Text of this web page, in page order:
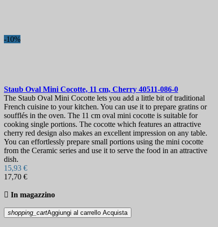
-10%
Staub Oval Mini Cocotte, 11 cm, Cherry 40511-086-0
The Staub Oval Mini Cocotte lets you add a little bit of traditional
French cuisine to your kitchen. You can use it to prepare gratins or
soufflés in the oven. The 11 cm oval mini cocotte is suitable for
cooking single portions. The cocotte which features an attractive
cherry red design also makes an excellent impression on any table.
You can effortlessly prepare small portions using the mini cocotte
from the Ceramic series and use it to serve the food in an attractive
dish.
15,93 €
17,70 €
 In magazzino
shopping_cartAggiungi al carrello Acquista